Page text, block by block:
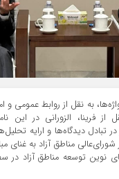
به نقل از روابط عمومی و
از فرینا، الزورانی در این
تبادل دیدگاه‌ها و ارایه
مناطق آزاد به غنای
توسعه مناطق آزاد در